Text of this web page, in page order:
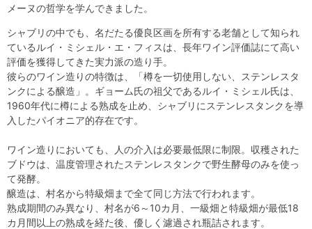
メーヌの哲学を学んできました。
シャブリの中でも、名だたる優良区画を所有する老舗として知られ
ているルイ・ミシェル・エ・フィスは、長年ワイン評価誌にて高い
評価を獲得してきた実力派の造り手。
彼らのワイン造りの特徴は、「樽を一切使用しない、ステンレスタ
ンクによる醸造」。ギョーム氏の祖父であるルイ・ミシェル氏は、
1960年代に樽による熟成を止め、シャブリにステンレスタンクを導
入したパイオニア的存在です。
ワイン造りにおいても、人の介入は必要最低限に制限。収穫された
ブドウは、温度管理されたステンレスタンクで野生酵母のみを使っ
て発酵。
醸造は、村名から特級畑まで全て同じ方法で行われます。
熟成期間のみ異なり、村名が6～10カ月、一級畑と特級畑が最低18
カ月間以上の熟成を経た後、優しく濾過され瓶詰されます。